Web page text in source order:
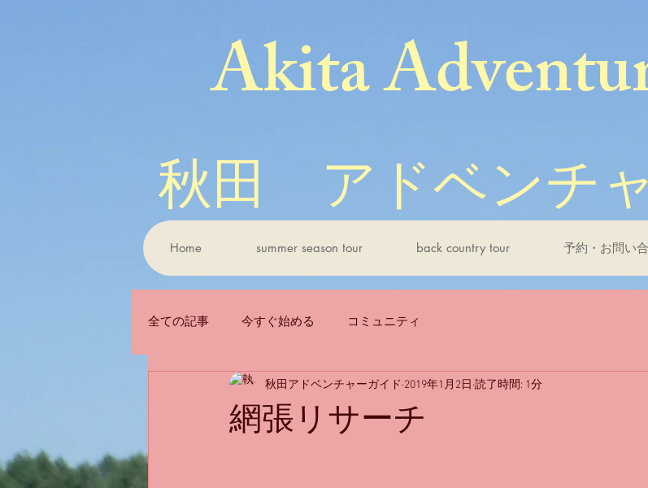
Akita
秋田 アドベンチ
Home summer season tour back country tour 予約・お問い
全ての記事 今すぐ始める コミュニティ
網張リサーチ
秋田アドベンチャーガイド 2019年1月2日 読了時間: 1分